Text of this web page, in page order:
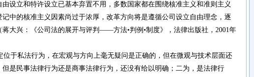
设立和特许设立已基本弃置不用，多数国家都在围绕核准主义和准则主义
中的核准主义因素尚过于浓厚，改革方向将是遵循公司设立自由理念，逐
大兴：《公司法的展开与评判——方法•判例•制度》，法律出版社，2001年
于私法行为，在宏观与方向上毫无疑问是正确的，但在微观与技术层面还
是民事法律行为还是商事法律行为，还没有给以明确；二为，是法律行